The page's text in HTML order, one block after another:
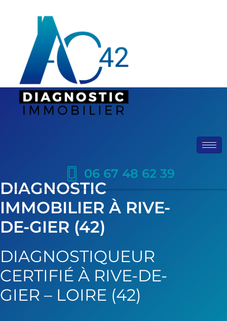
06 67 48 62 39
DIAGNOSTIC
IMMOBILIER À RIVE-
DE-GIER (42)
DIAGNOSTIQUEUR
CERTIFIÉ À RIVE-DE-
GIER – LOIRE (42)